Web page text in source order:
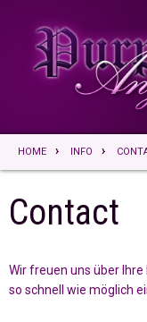
HOME INFO
Contact
Wir freuen uns über
so schnell wie möglich